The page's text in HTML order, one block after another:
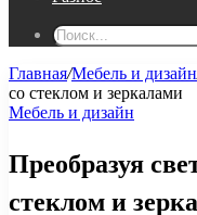
Главная/Мебель и дизайн
со стеклом и зеркалами
Мебель и дизайн
Преобразуя
стеклом и